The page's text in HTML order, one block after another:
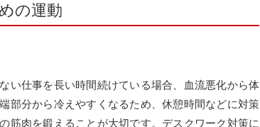
の運動
い仕事を長い時間続けている場合、血流悪化から体
部分から冷えやすくなるため、休憩時間などに対策
筋肉を鍛えることが大切です。デスクワーク対策に